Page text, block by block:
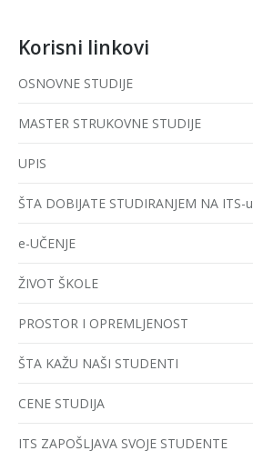
Korisni linkovi
OSNOVNE STUDIJE
MASTER STRUKOVNE STUDIJE
UPIS
ŠTA DOBIJATE STUDIRANJEM NA ITS-u
e-UČENJE
ŽIVOT ŠKOLE
PROSTOR I OPREMLJENOST
ŠTA KAŽU NAŠI STUDENTI
CENE STUDIJA
ITS ZAPOŠLJAVA SVOJE STUDENTE